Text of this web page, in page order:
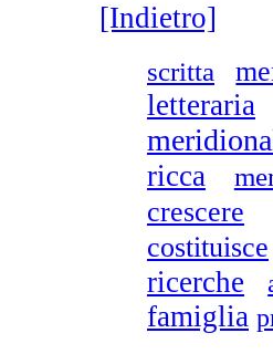
[Indietro]
scritta
letteraria
ricca
crescere
costituisce
ricerche
famiglia